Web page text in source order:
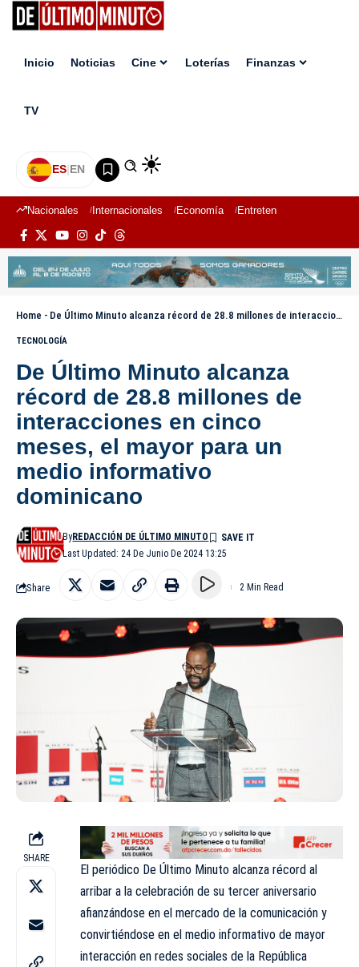
Inicio Noticias Cine Loterías Finanzas
TV
ES|EN
Nacionales Internacionales Economía Entretenimiento
Home - De Último Minuto alcanza récord de 28.8 millones de interacciones en cinco meses, el mayor para un medio informativo dominicano
TECNOLOGÍA
De Último Minuto alcanza
récord de 28.8 millones de
interacciones en cinco
meses, el mayor para un
medio informativo
dominicano
Last Updated: 24 De Junio De 2024 13:25
ByREDACCIÓN DE ÚLTIMO MINUTO
Share 2 Min Read
SHARE
El periódico De Último Minuto alcanza récord al
arribar a la celebración de su tercer aniversario
afianzándose en el mercado de la comunicación y
convirtiéndose en el medio informativo de mayor
interacción en redes sociales de la República